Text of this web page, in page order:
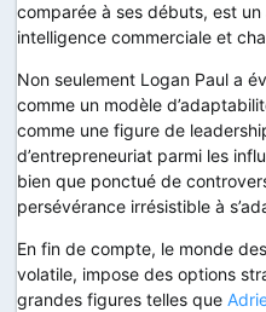
comparée à ses débuts, est
intelligence commerciale et
Non seulement Logan Paul a
comme un modèle
comme une figure de
d’entrepreneuriat parmi les
bien que ponctué de
persévérance irrésistible à
En fin de compte, le monde
volatile, impose des options
grandes figures telles que